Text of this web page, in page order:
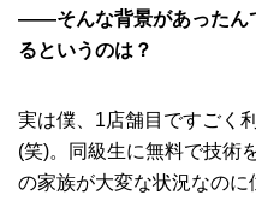
――そんな背景があったん
るというのは？
実は僕、1店舗目ですごく
(笑)。同級生に無料で技術
の家族が大変な状況なのに